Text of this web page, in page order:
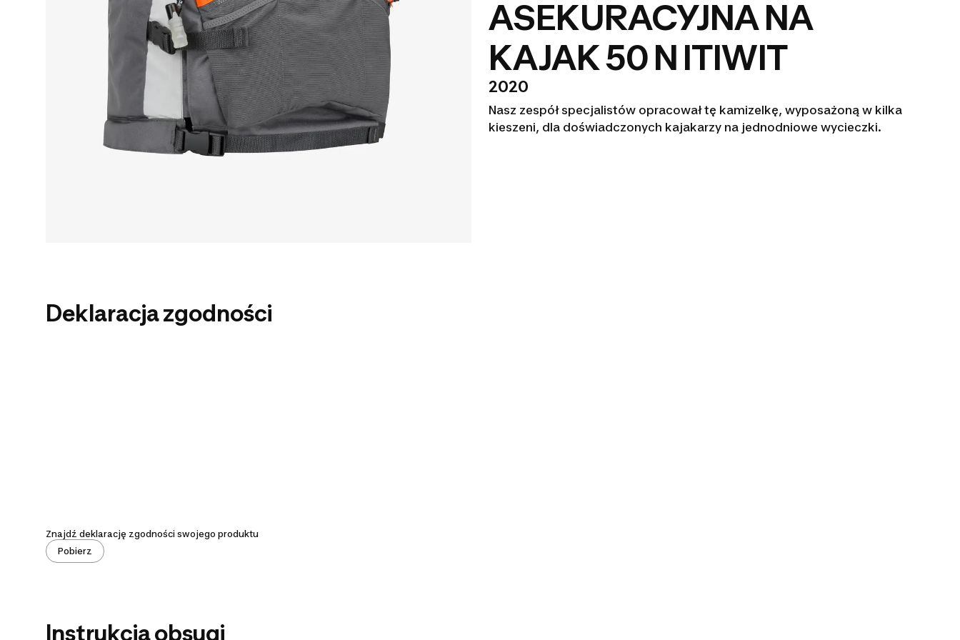
ASEKURACYJNA NA
KAJAK 50 N ITIWIT
2020
Nasz zespół specjalistów opracował tę kamizelkę, wyposażoną w kilka
kieszeni, dla doświadczonych kajakarzy na jednodniowe wycieczki.
Deklaracja zgodności
Znajdź deklarację zgodności swojego produktu
Pobierz
Instrukcja obsugi